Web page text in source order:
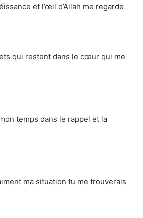
et l’œil d’Allah me regarde
qui restent dans le cœur qui me
temps dans le rappel et la
ma situation tu me trouverais